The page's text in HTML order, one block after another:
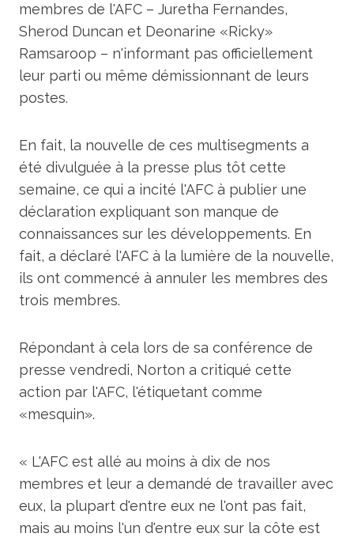
membres de l'AFC – Juretha Fernandes,
Sherod Duncan et Deonarine «Ricky»
Ramsaroop – n'informant pas officiellement
leur parti ou même démissionnant de leurs
postes.
En fait, la nouvelle de ces multisegments a
été divulguée à la presse plus tôt cette
semaine, ce qui a incité l'AFC à publier une
déclaration expliquant son manque de
connaissances sur les développements. En
fait, a déclaré l'AFC à la lumière de la nouvelle,
ils ont commencé à annuler les membres des
trois membres.
Répondant à cela lors de sa conférence de
presse vendredi, Norton a critiqué cette
action par l'AFC, l'étiquetant comme
«mesquin».
« L'AFC est allé au moins à dix de nos
membres et leur a demandé de travailler avec
eux, la plupart d'entre eux ne l'ont pas fait,
mais au moins l'un d'entre eux sur la côte est